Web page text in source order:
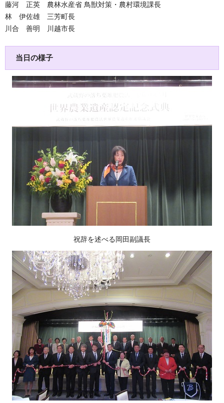
藤河 正英 農林水産省 鳥獣対策・農村環境課長
林 伊佐雄 三芳町長
川合 善明 川越市長
当日の様子
祝辞を述べる岡田副議長